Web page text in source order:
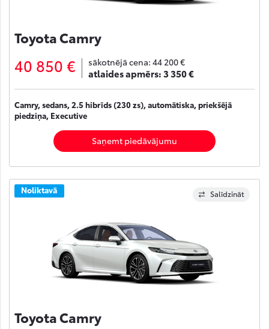
Toyota Camry
40 850 € sākotnējā cena: 44 200 €
atlaides apmērs:3 350 €
Camry, sedans, 2.5 hibrīds (230 zs), automātiska, priekšējā
piedziņa, Executive
Saņemt piedāvājumu
Salīdzināt
Noliktavā
Toyota Camry